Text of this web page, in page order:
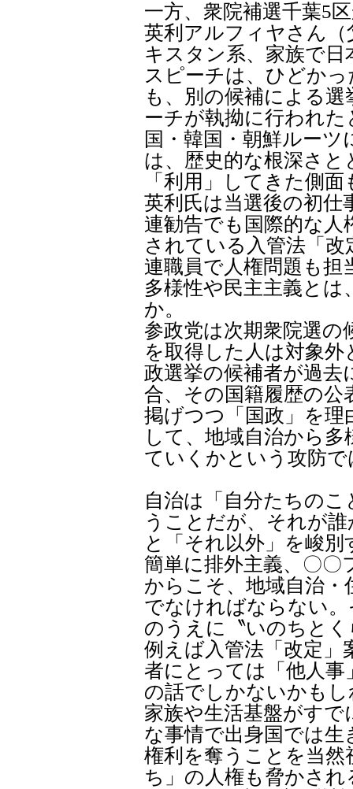
一方、衆院補選千葉5
英利アルフィヤさん
キスタン系、家族で
スピーチは、ひどか
も、別の候補による
ーチが執拗に行われ
国・韓国・朝鮮ルー
は、歴史的な根深さ
「利用」してきた側
英利氏は当選後の初仕
連勧告でも国際的な
されている入管法「
連職員で人権問題も
多様性や民主主義と
か。
参政党は次期衆院選の
を取得した人は対象
政選挙の候補者が過去
合、その国籍履歴の公
掲げつつ「国政」を
して、地域自治から
ていくかという攻防
自治は「自分たちの
うことだが、それが
と「それ以外」を峻
簡単に排外主義、〇
からこそ、地域自治・
でなければならない
のうえに〝いのちと
例えば入管法「改定」
者にとっては「他人事
の話でしかないかも
家族や生活基盤がす
な事情で出身国では
権利を奪うことを当
ち」の人権も脅かさ